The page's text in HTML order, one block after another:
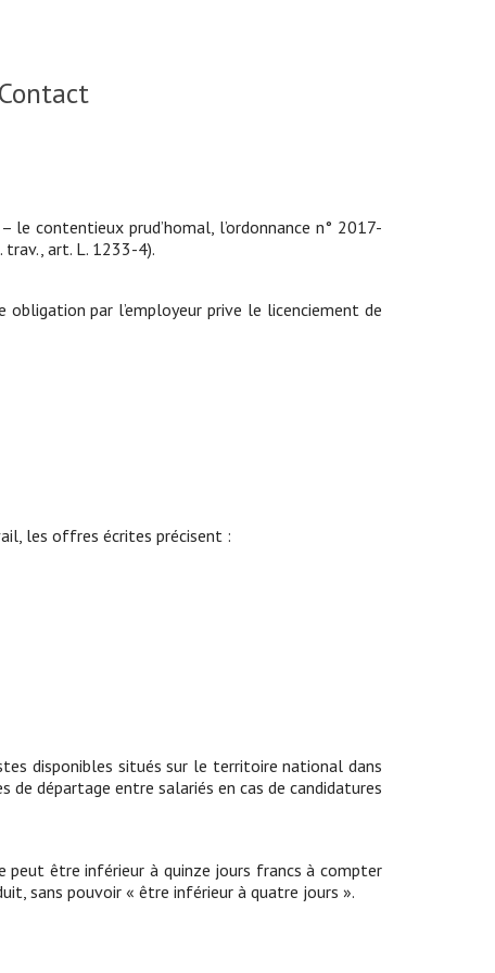
Contact
contentieux prud’homal, l’ordonnance n° 2017-
art. L. 1233-4).
par l’employeur prive le licenciement de
les offres écrites précisent :
disponibles situés sur le territoire national dans
départage entre salariés en cas de candidatures
peut être inférieur à quinze jours francs à compter
sans pouvoir « être inférieur à quatre jours ».